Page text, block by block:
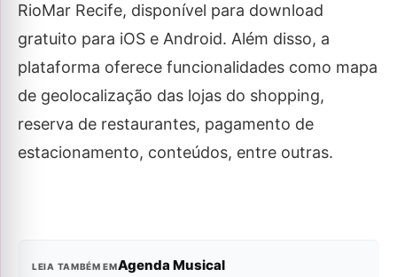
RioMar Recife, disponível para download
gratuito para iOS e Android. Além disso, a
plataforma oferece funcionalidades como mapa
de geolocalização das lojas do shopping,
reserva de restaurantes, pagamento de
estacionamento, conteúdos, entre outras.
LEIA TAMBÉM EMAgenda Musical